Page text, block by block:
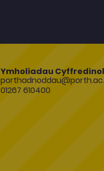
Ymholiadau Cyffredinol
01267 610400